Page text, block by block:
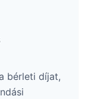
bérleti díjat,